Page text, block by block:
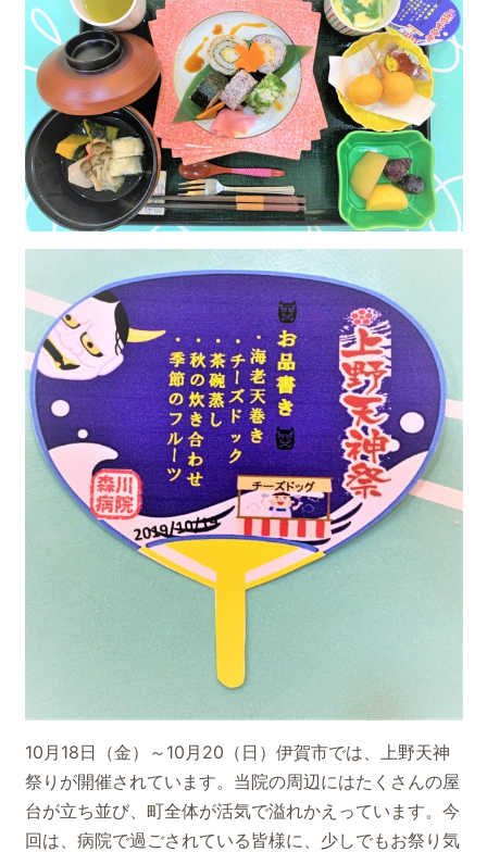
10月18日（金）～10月20（日）伊賀市では、上野天神
祭りが開催されています。当院の周辺にはたくさんの屋
台が立ち並び、町全体が活気で溢れかえっています。今
回は、病院で過ごされている皆様に、少しでもお祭り気